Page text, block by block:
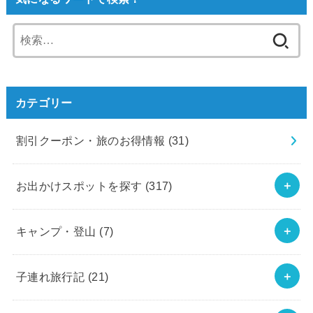
索:
カテゴリー
割引クーポン・旅のお得情報 (31)
お出かけスポットを探す (317)
キャンプ・登山 (7)
子連れ旅行記 (21)